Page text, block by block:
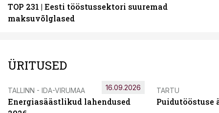
TOP 231 | Eesti tööstussektori suuremad
maksuvõlglased
ÜRITUSED
TALLINN - IDA-VIRUMAA
Energiasäästlikud lahendused
16.09.2026 TARTU
Puidutööstuse